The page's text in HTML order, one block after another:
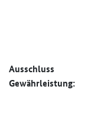
Ausschluss
Gewährleistung: